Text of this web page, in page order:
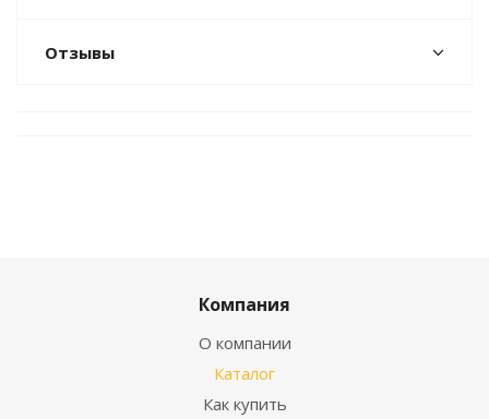
Отзывы
Компания
О компании
Каталог
Как купить